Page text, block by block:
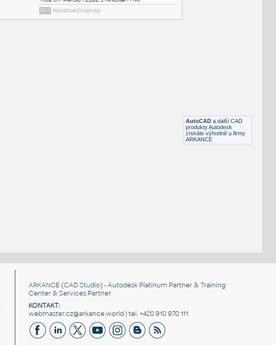
AutoCAD a další CAD
produkty Autodesk
získáte výhodně u firmy
ARKANCE
ARKANCE (CAD Studio) - Autodesk Platinum Partner & Training
Center & Services Partner
KONTAKT:
webmaster.cz@arkance.world | tel. +420 910 970 111